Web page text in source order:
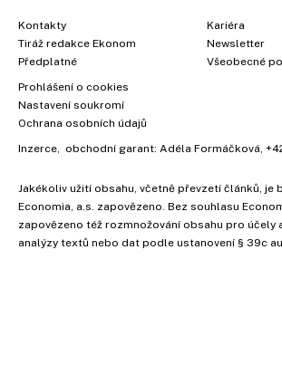
Kontakty
Tiráž redakce Ekonom
Předplatné
Kariéra
Newsletter
Všeobecné
Prohlášení o cookies
Nastavení soukromí
Ochrana osobních údajů
Inzerce , obchodní garant: Adéla Formáčková
Jakékoliv užití obsahu, včetně převzetí článků, je
Economia, a.s. zapovězeno. Bez souhlasu
zapovězeno též rozmnožování obsahu pro účely
analýzy textů nebo dat podle ustanovení § 39c